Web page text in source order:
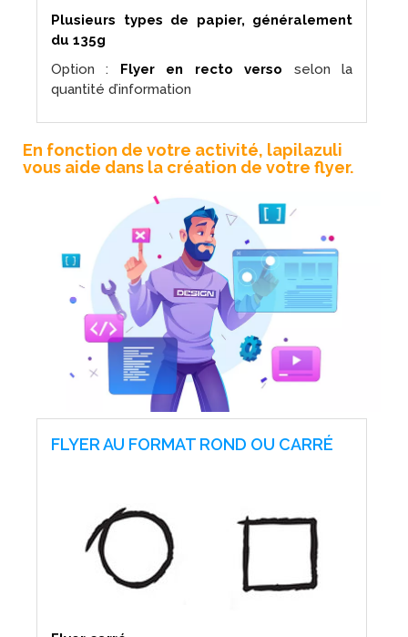
Plusieurs types de papier, généralement
du 135g
Option : Flyer en recto verso selon la
quantité d’information
En fonction de votre activité, lapilazuli
vous aide dans la création de votre flyer.
FLYER AU FORMAT ROND OU CARRÉ